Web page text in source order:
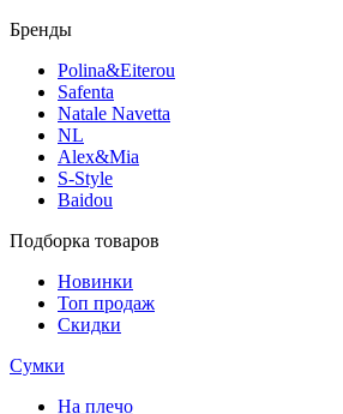
Бренды
Polina&Eiterou
Safenta
Natale Navetta
NL
Alex&Mia
S-Style
Baidou
Подборка товаров
Новинки
Топ продаж
Скидки
Сумки
На плечо